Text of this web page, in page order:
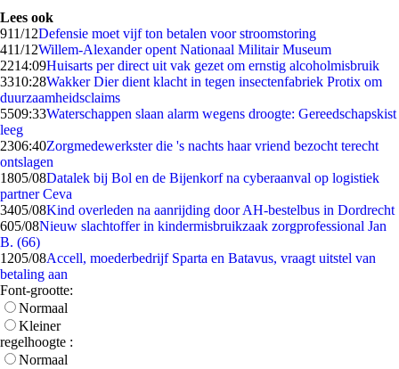
Lees ook
911/12Defensie moet vijf ton betalen voor stroomstoring
411/12Willem-Alexander opent Nationaal Militair Museum
2214:09Huisarts per direct uit vak gezet om ernstig alcoholmisbruik
3310:28Wakker Dier dient klacht in tegen insectenfabriek Protix om
duurzaamheidsclaims
5509:33Waterschappen slaan alarm wegens droogte: Gereedschapskist
leeg
2306:40Zorgmedewerkster die 's nachts haar vriend bezocht terecht
ontslagen
1805/08Datalek bij Bol en de Bijenkorf na cyberaanval op logistiek
partner Ceva
3405/08Kind overleden na aanrijding door AH-bestelbus in Dordrecht
605/08Nieuw slachtoffer in kindermisbruikzaak zorgprofessional Jan
B. (66)
1205/08Accell, moederbedrijf Sparta en Batavus, vraagt uitstel van
betaling aan
Font-grootte:
Normaal
Kleiner
regelhoogte :
Normaal